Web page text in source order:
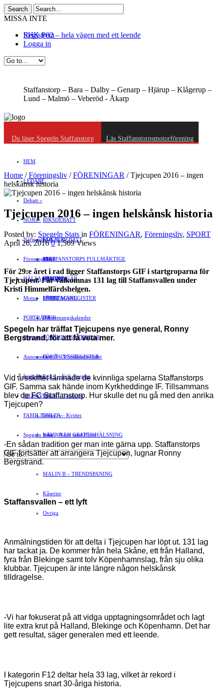
MISSA INTE
SHK P02 – hela vägen med ett leende
Registrera
Logga in
Staffanstorp – Bara – Dalby – Genarp – Hjärup – Klågerup –
Lund – Malmö – Veberöd - Åkarp
Du läser Spegeln Staffanstorp Läs Staffanstorpsmotorförening
HEM
LEDARE
Debatt »
RIKSDEBATT
LOKALDEBATT
STAFFANSTORPS FULLMÄKTIGE
VAL 2014
NÖJE »
KULTUR
Mat
RESOR
EVENEMANG
Evenemangskalender
Näringsliv »
JOBB
HANDEL
FÖRETAGSREGISTER
Föreningsliv »
FÖRENINGAR
SPORT
DJUR
FÖRENINGSARTIKLAR
FÖRENINGSREGISTER
HÄLSA
Motor
PORTRÄTT
Bloggar »
Gert Å – I Småstadsvimlet
Erik J – Erik Speglar
Stig N – Tänkvärt
Jenny A – Kvitter
Yrsa – Hand med Hund
Hvilan – Trädgårdstips
MALIN B – TRENDSPANING
Kåserier
Ovriga
Annonsera
Insändare
BILDSVEPET
FAMILJEBILD »
LÄMNA EN GRATTISHÄLSNING
Spegeln Info
Home /Föreningsliv /FÖRENINGAR /Tjejcupen 2016 – ingen
helskånsk historia
Tjejcupen 2016 – ingen helskånsk historia
Posted by: Spegeln Stats in FÖRENINGAR, Föreningsliv, SPORT
April 26, 2016 0 1,569 Views
För 29:e året i rad ligger Staffanstorps GIF i startgroparna för
Tjejcupen. I år välkomnas 131 lag till Staffansvallen under
Kristi Himmelfärdshelgen.
Spegeln har träffat Tjejcupens nye general, Ronny
Bergstrand,för att få veta mer.
Vid årsskiftet lämnade de kvinnliga spelarna Staffanstorps
GIF. Samma sak hände inom Kyrkheddinge IF. Tillsammans
blev de FC Staffanstorp. Hur skulle det nu gå med den anrika
Tjejcupen?
-En sådan tradition ger man inte gärna upp. Staffanstorps
GIF fortsätter att arrangera Tjejcupen, lugnar Ronny
Bergstrand.
Staffansvallen – ett lyft
Anmälningstiden för att delta i Tjejcupen har löpt ut. 131 lag
har tackat ja. De kommer från hela Skåne, ett från Halland,
fyra från Blekinge samt tolv Köpenhamnslag, från sju olika
klubbar. Tjejcupen är inte längre någon helskånsk
tilldragelse.
-Vi har fokuserat på att vidga upptagningsområdet och lagt
lite extra krut på Halland, Blekinge och Köpenhamn. Det har
gett resultat, säger generalen med ett leende.
I kategorin F12 deltar hela 33 lag, vilket är rekord i
Tjejcupens snart 30-åriga historia.